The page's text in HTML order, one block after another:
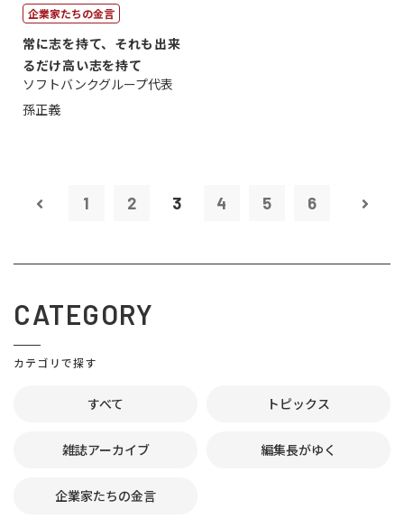
企業家たちの金言
常に志を持て、それも出来
るだけ高い志を持て
ソフトバンクグループ代表
孫正義
1 2 3 4 5 6
CATEGORY
カテゴリで探す
すべて トピックス
雑誌アーカイブ 編集長がゆく
企業家たちの金言